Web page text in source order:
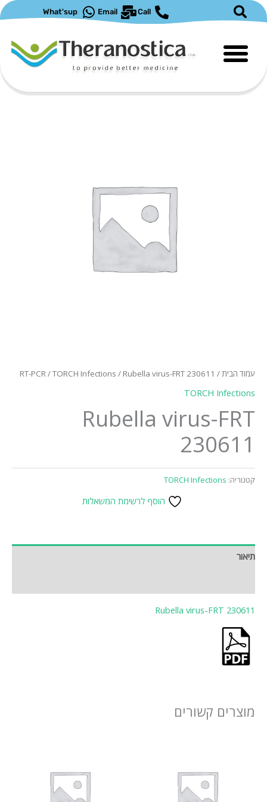
Call
Email
What'sup
עמוד הבית/
RT-PCR/TORCH Infections / Rubella virus-FRT 230611
TORCH Infections
Rubella virus-FRT
230611
קטגוריה: TORCH Infections
הוסף לרשימת המשאלות
תיאור
Rubella virus-FRT 230611
מוצרים קשורים